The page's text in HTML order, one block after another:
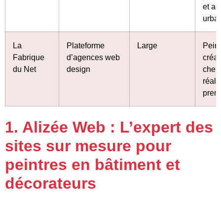
et
La
Fabrique
du Net
Plateforme
d’agences web
design
Large
1. Alizée Web : L’expert des
sites sur mesure pour
peintres en bâtiment et
décorateurs